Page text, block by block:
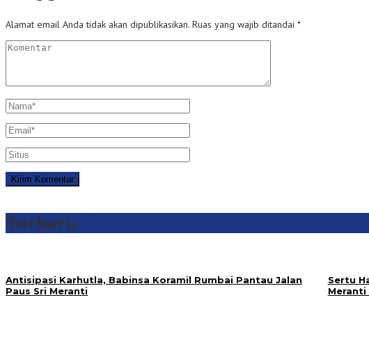
Alamat email Anda tidak akan dipublikasikan. Ruas yang wajib ditandai *
Terbaru
Antisipasi Karhutla, Babinsa Koramil Rumbai Pantau Jalan
Paus Sri Meranti
Sertu
Meranti